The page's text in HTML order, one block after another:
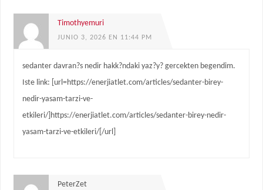
Timothyemuri
JUNIO 3, 2026 EN 11:44 PM
sedanter davran?s nedir hakk?ndaki yaz?y? gercekten begendim.
Iste link: [url=https://enerjiatlet.com/articles/sedanter-birey-
nedir-yasam-tarzi-ve-
etkileri/]https://enerjiatlet.com/articles/sedanter-birey-nedir-
yasam-tarzi-ve-etkileri/[/url]
PeterZet